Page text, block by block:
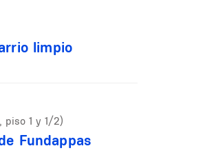
limpio
piso 1 y 1/2)
Fundappas